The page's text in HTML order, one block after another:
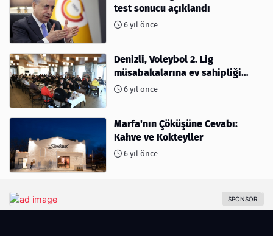
test sonucu açıklandı
6 yıl önce
Denizli, Voleybol 2. Lig
müsabakalarına ev sahipliği
yapıyor
6 yıl önce
Marfa'nın Çöküşüne Cevabı:
Kahve ve Kokteyller
6 yıl önce